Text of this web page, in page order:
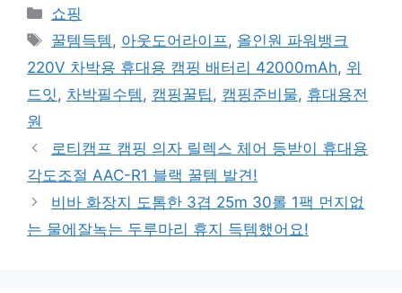
카
테
리
쇼핑
태
그
꿀템득템, 아웃도어라이프, 올인원 파워뱅크
220V 차박용 휴대용 캠핑 배터리 42000mAh, 위
드잇, 차박필수템, 캠핑꿀팁, 캠핑준비물, 휴대용전
원
로티캠프 캠핑 의자 릴렉스 체어 등받이 휴대용
각도조절 AAC-R1 블랙 꿀템 발견!
비바 화장지 도톰한 3겹 25m 30롤 1팩 먼지없
는 물에잘녹는 두루마리 휴지 득템했어요!